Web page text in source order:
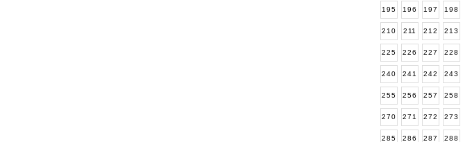
195 196 197 198
210 211 212 213
225 226 227 228
240 241 242 243
255 256 257 258
270 271 272 273
285 286 287 288